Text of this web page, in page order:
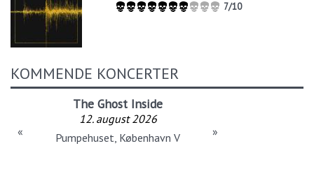
7/10
KOMMENDE KONCERTER
The Ghost Inside
12. august 2026
Pumpehuset, København V
« »